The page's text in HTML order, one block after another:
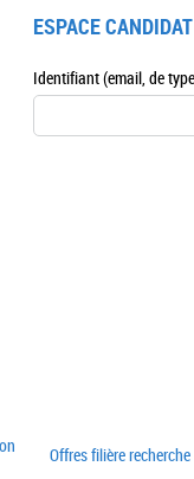
ESPACE CANDIDAT
Offres filière recherche